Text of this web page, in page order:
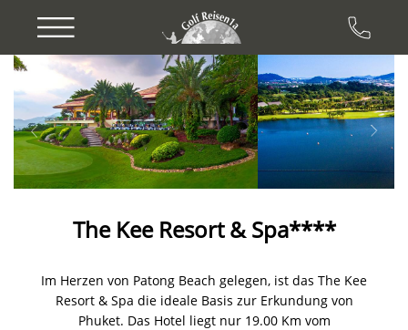
Previous
The Kee Resort & Spa****
Im Herzen von Patong Beach gelegen, ist das The Kee
Resort & Spa die ideale Basis zur Erkundung von
Phuket. Das Hotel liegt nur 19.00 Km vom